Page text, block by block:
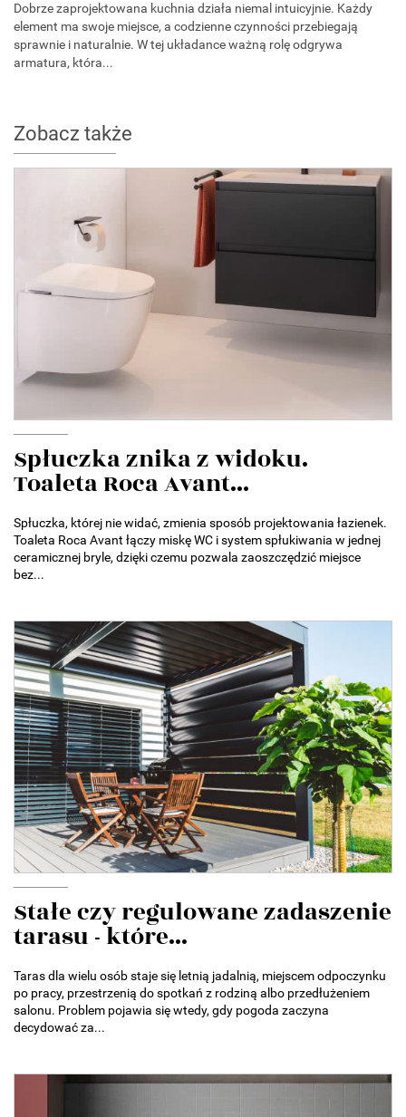
Dobrze zaprojektowana kuchnia działa niemal intuicyjnie. Każdy
element ma swoje miejsce, a codzienne czynności przebiegają
sprawnie i naturalnie. W tej układance ważną rolę odgrywa
armatura, która...
Zobacz także
Spłuczka znika z widoku.
Toaleta Roca Avant...
Spłuczka, której nie widać, zmienia sposób projektowania łazienek.
Toaleta Roca Avant łączy miskę WC i system spłukiwania w jednej
ceramicznej bryle, dzięki czemu pozwala zaoszczędzić miejsce
bez...
Stałe czy regulowane zadaszenie
tarasu - które...
Taras dla wielu osób staje się letnią jadalnią, miejscem odpoczynku
po pracy, przestrzenią do spotkań z rodziną albo przedłużeniem
salonu. Problem pojawia się wtedy, gdy pogoda zaczyna
decydować za...